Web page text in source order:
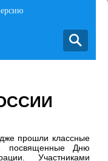
прошли классные
посвященные Дню
Участниками